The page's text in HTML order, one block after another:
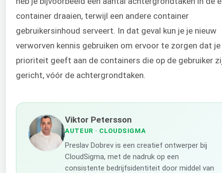
container draaien, terwijl een andere container
gebruikersinhoud serveert. In dat geval kun je je nieuw
verworven kennis gebruiken om ervoor te zorgen dat je
prioriteit geeft aan de containers die op de gebruiker
gericht, vóór de achtergrondtaken.
Viktor Petersson
AUTEUR · CLOUDSIGMA
Preslav Dobrev is een creatief ontwerper bij
CloudSigma, met de nadruk op een
consistente bedrijfsidentiteit door middel van